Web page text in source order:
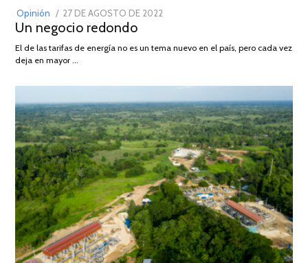
Opinión
POSTED
ON
27 DE AGOSTO DE 2022
DE
Un negocio redondo
El de las tarifas de energía no es un tema nuevo en el país, pero cada vez
deja en mayor …